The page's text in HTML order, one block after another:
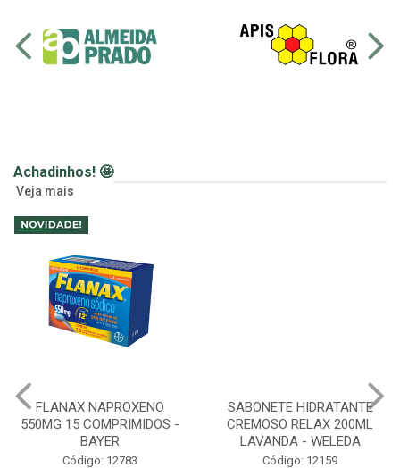
Achadinhos! 🤩
Veja mais
FLANAX NAPROXENO
550MG 15 COMPRIMIDOS -
BAYER
Código: 12783
SABONETE HIDRATANTE
CREMOSO RELAX 200ML
LAVANDA - WELEDA